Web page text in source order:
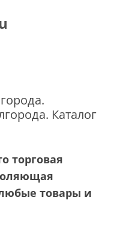
Каталог
торговая
товары и